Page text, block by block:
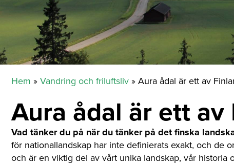
Hem »Vandring och friluftsliv»Aura ådal är ett av
Aura ådal är ett
Vad tänker du på när du tänker på det finska
för nationallandskap har inte definierats exakt, och de
och är en viktig del av vårt unika landskap, vår historia